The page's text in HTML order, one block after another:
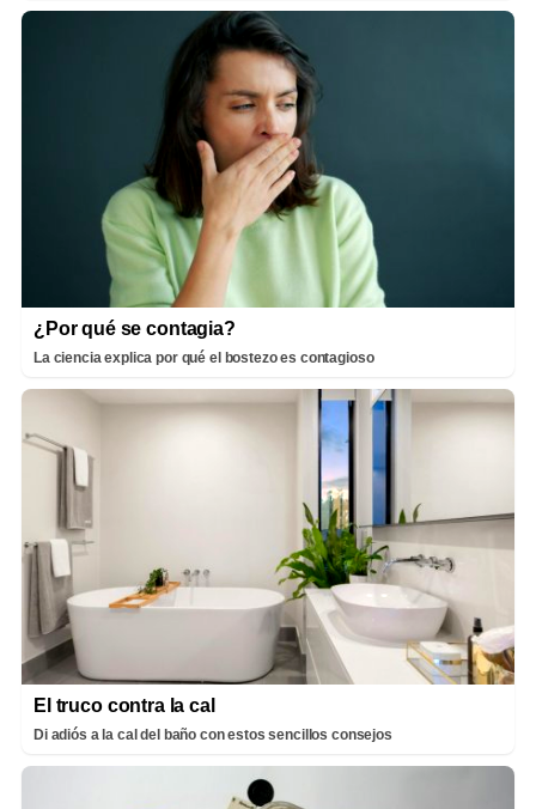
¿Por qué se contagia?
La ciencia explica por qué el bostezo es contagioso
El truco contra la cal
Di adiós a la cal del baño con estos sencillos consejos